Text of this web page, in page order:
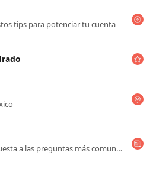
tips para potenciar tu cuenta
Acá podrás encontrar la respuesta a las preguntas más comunes de Encuadrado. Si no encuentras la respuesta a tu pregunta, ¡envíanos un mensaje!